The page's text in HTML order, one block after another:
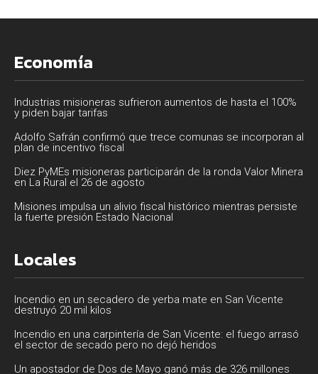
Economía
Industrias misioneras sufrieron aumentos de hasta el 100%
y piden bajar tarifas
Adolfo Safrán confirmó que trece comunas se incorporan al
plan de incentivo fiscal
Diez PyMEs misioneras participarán de la ronda Valor Minera
en La Rural el 26 de agosto
Misiones impulsa un alivio fiscal histórico mientras persiste
la fuerte presión Estado Nacional
Locales
Incendio en un secadero de yerba mate en San Vicente
destruyó 20 mil kilos
Incendio en una carpintería de San Vicente: el fuego arrasó
el sector de secado pero no dejó heridos
Un apostador de Dos de Mayo ganó más de 326 millones